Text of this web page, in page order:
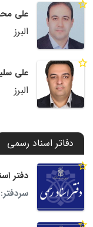
علی
البرز
علی
البرز
دفاتر اسناد رسمی
دفتر اسناد
سردفتر: